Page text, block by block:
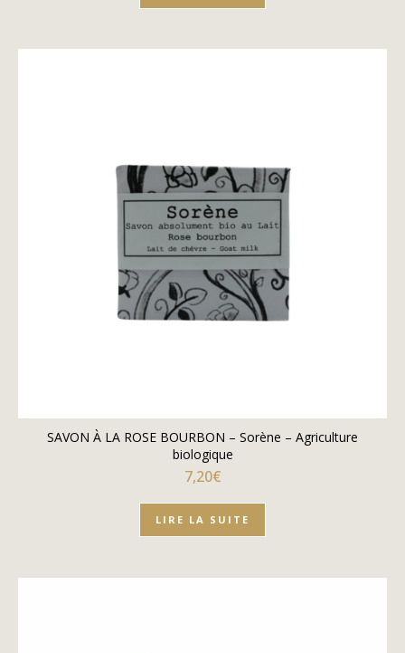
SAVON À LA ROSE BOURBON – Sorène – Agriculture
biologique
7,20€
LIRE LA SUITE